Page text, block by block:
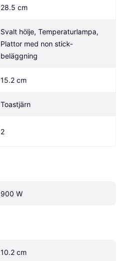
28.5 cm
Svalt hölje, Temperaturlampa,
Plattor med non stick-
beläggning
15.2 cm
Toastjärn
2
900 W
10.2 cm